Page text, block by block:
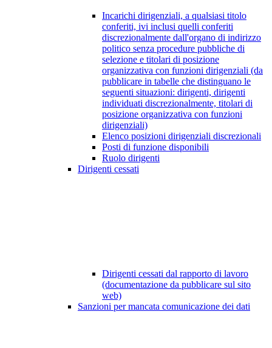
Incarichi dirigenziali, a qualsiasi titolo
conferiti, ivi inclusi quelli conferiti
discrezionalmente dall'organo di indirizzo
politico senza procedure pubbliche di
selezione e titolari di posizione
organizzativa con funzioni dirigenziali (da
pubblicare in tabelle che distinguano le
seguenti situazioni: dirigenti, dirigenti
individuati discrezionalmente, titolari di
posizione organizzativa con funzioni
dirigenziali)
Elenco posizioni dirigenziali discrezionali
Posti di funzione disponibili
Ruolo dirigenti
Dirigenti cessati
Dirigenti cessati dal rapporto di lavoro
(documentazione da pubblicare sul sito
web)
Sanzioni per mancata comunicazione dei dati